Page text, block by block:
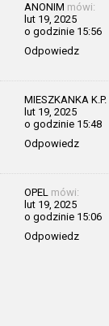
ANONIM mówi:
lut 19, 2025
o godzinie 15:56
Odpowiedz
MIESZKANKA K.P.
lut 19, 2025
o godzinie 15:48
Odpowiedz
OPEL mówi:
lut 19, 2025
o godzinie 15:06
Odpowiedz